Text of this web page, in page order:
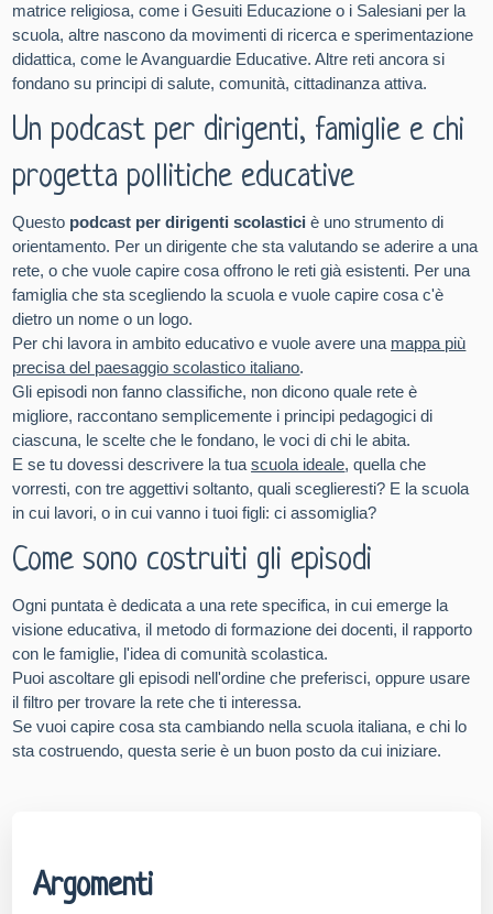
matrice religiosa, come i Gesuiti Educazione o i Salesiani per la
scuola, altre nascono da movimenti di ricerca e sperimentazione
didattica, come le Avanguardie Educative. Altre reti ancora si
fondano su principi di salute, comunità, cittadinanza attiva.
Un podcast per dirigenti, famiglie e chi
progetta pollitiche educative
Questo podcast per dirigenti scolastici è uno strumento di
orientamento. Per un dirigente che sta valutando se aderire a una
rete, o che vuole capire cosa offrono le reti già esistenti. Per una
famiglia che sta scegliendo la scuola e vuole capire cosa c'è
dietro un nome o un logo.
Per chi lavora in ambito educativo e vuole avere una mappa più
precisa del paesaggio scolastico italiano.
Gli episodi non fanno classifiche, non dicono quale rete è
migliore, raccontano semplicemente i principi pedagogici di
ciascuna, le scelte che le fondano, le voci di chi le abita.
E se tu dovessi descrivere la tuascuola ideale, quella che
vorresti, con tre aggettivi soltanto, quali sceglieresti? E la scuola
in cui lavori, o in cui vanno i tuoi figli: ci assomiglia?
Come sono costruiti gli episodi
Ogni puntata è dedicata a una rete specifica, in cui emerge la
visione educativa, il metodo di formazione dei docenti, il rapporto
con le famiglie, l'idea di comunità scolastica.
Puoi ascoltare gli episodi nell'ordine che preferisci, oppure usare
il filtro per trovare la rete che ti interessa.
Se vuoi capire cosa sta cambiando nella scuola italiana, e chi lo
sta costruendo, questa serie è un buon posto da cui iniziare.
Argomenti